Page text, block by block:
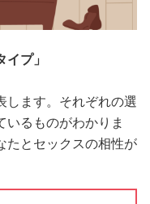
プ」
します。それぞれの選
いるものがわかりま
たとセックスの相性が